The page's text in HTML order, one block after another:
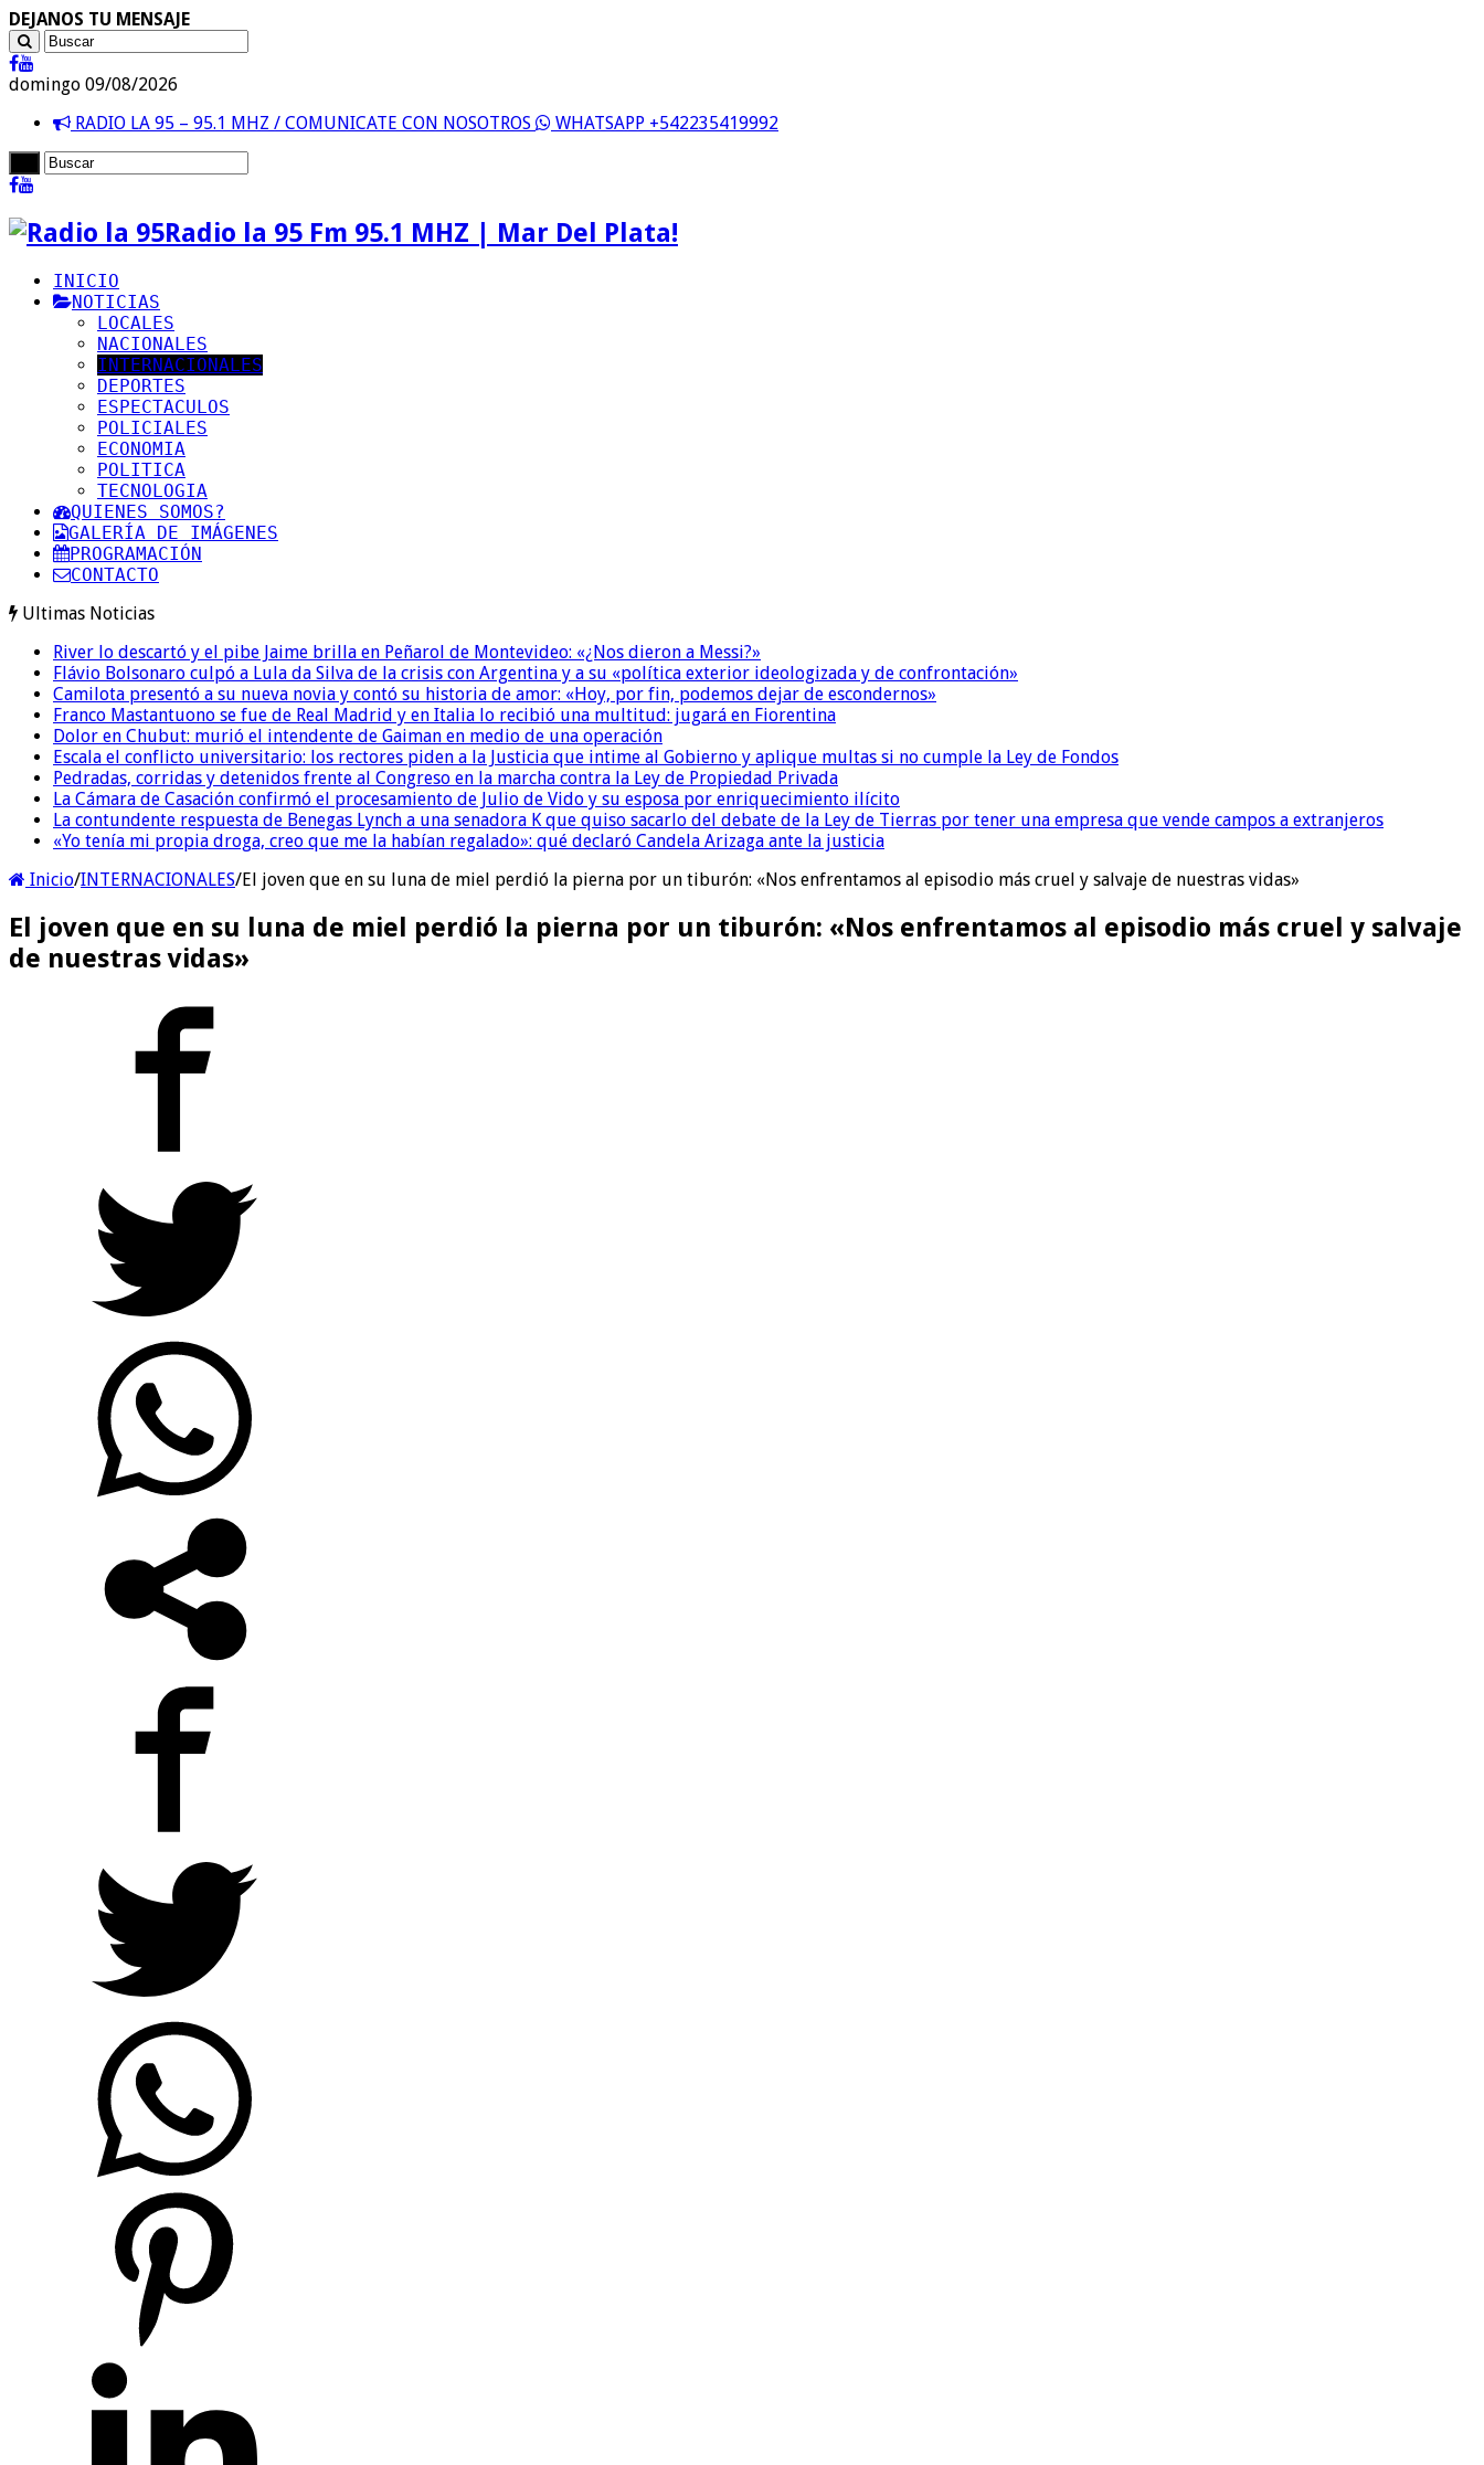
DEJANOS TU MENSAJE
domingo 09/08/2026
RADIO LA 95 – 95.1 MHZ / COMUNICATE CON NOSOTROS
WHATSAPP +542235419992
Radio la 95 Fm 95.1 MHZ | Mar Del Plata!
INICIO
NOTICIAS
LOCALES
NACIONALES
INTERNACIONALES
DEPORTES
ESPECTACULOS
POLICIALES
ECONOMIA
POLITICA
TECNOLOGIA
QUIENES SOMOS?
GALERÍA DE IMÁGENES
PROGRAMACIÓN
CONTACTO
Ultimas Noticias
River lo descartó y el pibe Jaime brilla en Peñarol de Montevideo: «¿Nos dieron a Messi?»
Flávio Bolsonaro culpó a Lula da Silva de la crisis con Argentina y a su «política exterior ideologizada y de confrontación»
Camilota presentó a su nueva novia y contó su historia de amor: «Hoy, por fin, podemos dejar de escondernos»
Franco Mastantuono se fue de Real Madrid y en Italia lo recibió una multitud: jugará en Fiorentina
Dolor en Chubut: murió el intendente de Gaiman en medio de una operación
Escala el conflicto universitario: los rectores piden a la Justicia que intime al Gobierno y aplique multas si no cumple la Ley de Fondos
Pedradas, corridas y detenidos frente al Congreso en la marcha contra la Ley de Propiedad Privada
La Cámara de Casación confirmó el procesamiento de Julio de Vido y su esposa por enriquecimiento ilícito
La contundente respuesta de Benegas Lynch a una senadora K que quiso sacarlo del debate de la Ley de Tierras por tener una empresa que vende campos a extranjeros
«Yo tenía mi propia droga, creo que me la habían regalado»: qué declaró Candela Arizaga ante la justicia
Inicio/INTERNACIONALES/El joven que en su luna de miel perdió la pierna por un tiburón: «Nos enfrentamos al episodio más cruel y salvaje de nuestras vidas»
El joven que en su luna de miel perdió la pierna por un tiburón: «Nos enfrentamos al episodio más cruel y salvaje
de nuestras vidas»